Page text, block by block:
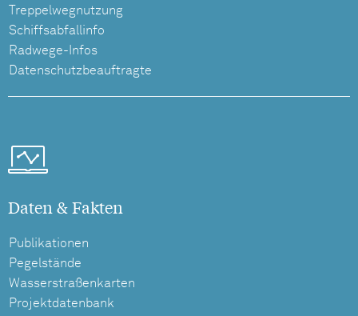
Treppelwegnutzung
Schiffsabfallinfo
Radwege-Infos
Datenschutzbeauftragte
Daten & Fakten
Publikationen
Pegelstände
Wasserstraßenkarten
Projektdatenbank